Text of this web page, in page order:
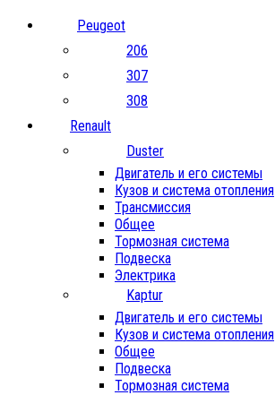
Peugeot
206
307
308
Renault
Duster
Двигатель и его системы
Кузов и система отопления
Трансмиссия
Общее
Тормозная система
Подвеска
Электрика
Kaptur
Двигатель и его системы
Кузов и система отопления
Общее
Подвеска
Тормозная система